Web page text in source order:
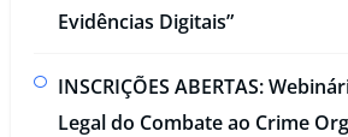
Evidências Digitais”​
INSCRIÇÕES ABERTAS:
Legal do Combate ao Crime